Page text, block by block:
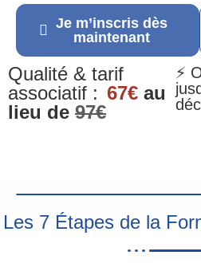
Je m’inscris dès
maintenant
Qualité & tarif
associatif : 67€ au
lieu de 97€
⚡
Les 7 Étapes de la